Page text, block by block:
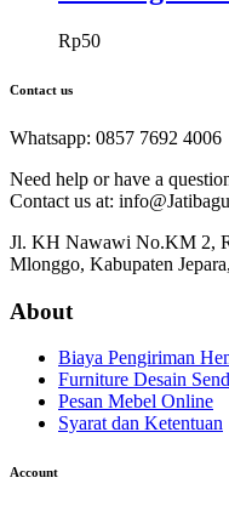
Rp50
Contact us
Whatsapp: 0857 7692 4006
Need help or have a
Contact us at:
Jl. KH Nawawi No.KM 2,
Mlonggo, Kabupaten
About
Biaya Pengiriman
Furniture Desain
Pesan Mebel Online
Syarat dan Ketentuan
Account